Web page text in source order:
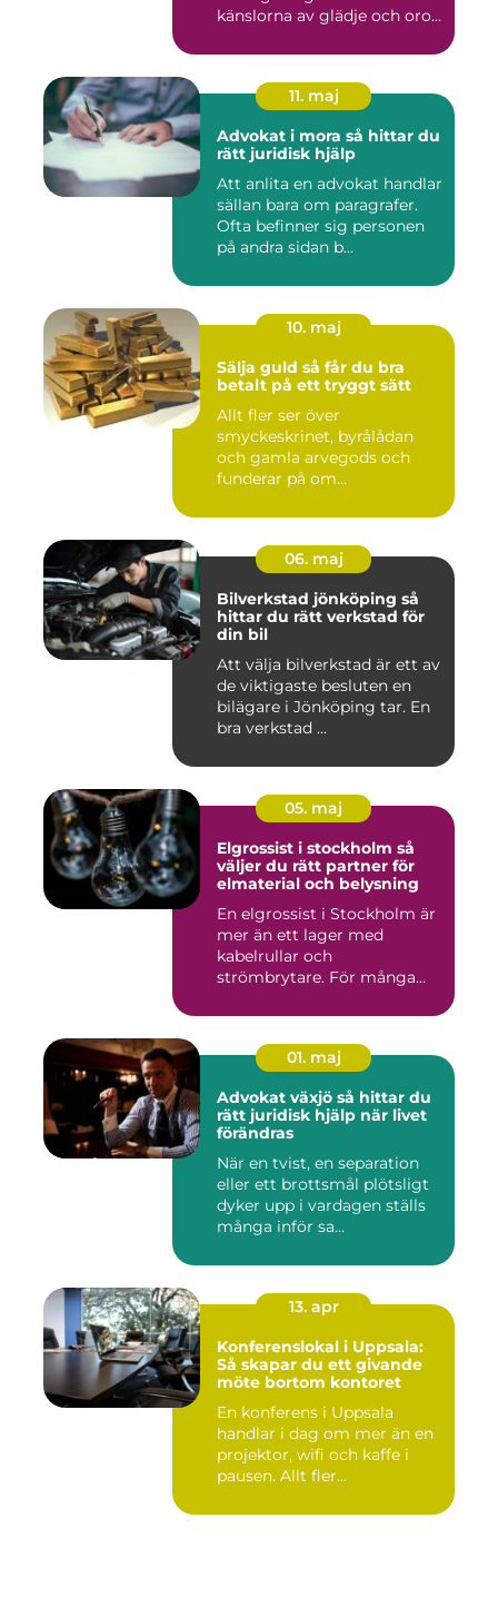
känslorna av glädje och oro
11. maj
Advokat i mora så hittar du
rätt juridisk hjälp
Att anlita en advokat handlar
sällan bara om paragrafer.
Ofta befinner sig personen
på andra sidan b...
10. maj
Sälja guld så får du bra
betalt på ett tryggt sätt
Allt fler ser över
smyckeskrinet, byrålådan
och gamla arvegods och
funderar på om
06. maj
Bilverkstad jönköping så
hittar du rätt verkstad för
din bil
Att välja bilverkstad är ett av
de viktigaste besluten en
bilägare i Jönköping tar. En
bra verkstad ...
05. maj
Elgrossist i stockholm så
väljer du rätt partner för
elmaterial och belysning
En elgrossist i Stockholm är
mer än ett lager med
kabelrullar och
strömbrytare. För många
01. maj
Advokat växjö så hittar du
rätt juridisk hjälp när livet
förändras
När en tvist, en separation
eller ett brottsmål plötsligt
dyker upp i vardagen ställs
många inför sa...
13. apr
Konferenslokal i Uppsala:
Så skapar du ett givande
möte bortom kontoret
En konferens i Uppsala
handlar i dag om mer än en
projektor, wifi och kaffe i
pausen. Allt fler...